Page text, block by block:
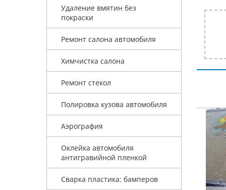
Удаление вмятин без
покраски
Ремонт салона автомобиля
Химчистка салона
Ремонт стекол
Полировка кузова автомобиля
Аэрография
Оклейка автомобиля
антигравийной пленкой
Сварка пластика: бамперов